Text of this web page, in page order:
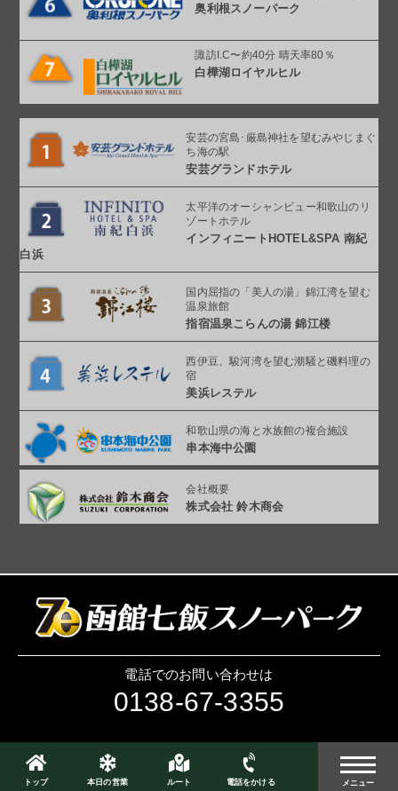
トップ 本日の営業 ルート 電話をかける
奥利根スノーパーク
諏訪I.C〜約40分 晴天率80％
白樺湖ロイヤルヒル
安芸の宮島･厳島神社を望むみやじまぐ
ち海の駅
安芸グランドホテル
太平洋のオーシャンビュー和歌山のリ
ゾートホテル
インフィニート HOTEL&SPA 南紀
白浜
国内屈指の「美人の湯」 錦江湾を望む
温泉旅館
指宿温泉こらんの湯錦江楼
西伊豆、駿河湾を望む潮騒と磯料理の
宿
美浜レステル
和歌山県の海と 水族館の複合施設
串本海中公園
会社概要
株式会社 鈴木商会
電話でのお問い合わせは
0138-67-3355